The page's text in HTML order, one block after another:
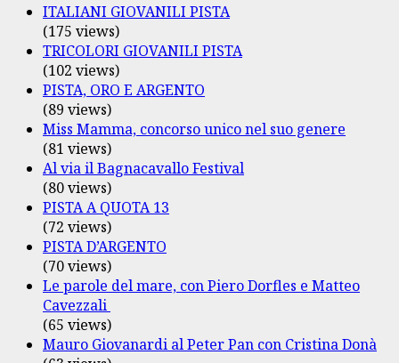
ITALIANI GIOVANILI PISTA
(175 views)
TRICOLORI GIOVANILI PISTA
(102 views)
PISTA, ORO E ARGENTO
(89 views)
Miss Mamma, concorso unico nel suo genere
(81 views)
Al via il Bagnacavallo Festival
(80 views)
PISTA A QUOTA 13
(72 views)
PISTA D’ARGENTO
(70 views)
Le parole del mare, con Piero Dorfles e Matteo
Cavezzali
(65 views)
Mauro Giovanardi al Peter Pan con Cristina Donà